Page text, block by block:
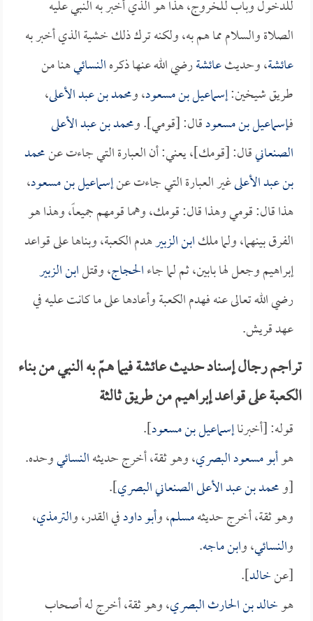
للدخول وباب للخروج، هذا هو الذي أخبر به النبي عليه
الصلاة والسلام مما هم به، ولكنه ترك ذلك خشية الذي أخبر به
عائشة، وحديثعائشةرضي الله عنها ذكرهالنسائيهنا من
طريق شيخين:إسماعيل بن مسعود، ومحمد بن عبد الأعلى،
فـإسماعيل بن مسعودقال: [قومي]. ومحمد بن عبد الأعلى
الصنعانيقال: [قومك]، يعني: أن العبارة التي جاءت عنمحمد
بن عبد الأعلىغير العبارة التي جاءت عنإسماعيل بن مسعود،
هذا قال: قومي وهذا قال: قومك، وهما قومهم جميعاً، وهذا هو
الفرق بينهما، ولما ملكابن الزبيرهدم الكعبة، وبناها على قواعد
إبراهيم وجعل لها بابين، ثم لما جاءالحجاج، وقتلابن الزبير
رضي الله تعالى عنه فهدم الكعبة وأعادها على ما كانت عليه في
عهد قريش.
تراجم رجال إسناد حديث عائشة فيما همّ به النبي من بناء
الكعبة على قواعد إبراهيم من طريق ثالثة
قوله: [أخبرناإسماعيل بن مسعود].
هوأبو مسعود البصري، وهو ثقة، أخرج حديثهالنسائيوحده.
[ومحمد بن عبد الأعلى الصنعاني البصري].
وهو ثقة، أخرج حديثهمسلم، وأبو داودفي القدر، والترمذي،
والنسائي، وابن ماجه.
[عنخالد].
هوخالد بن الحارث البصري، وهو ثقة، أخرج له أصحاب